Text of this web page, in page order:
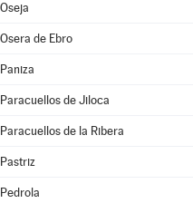
Oseja
Osera de Ebro
Paniza
Paracuellos de Jiloca
Paracuellos de la Ribera
Pastriz
Pedrola